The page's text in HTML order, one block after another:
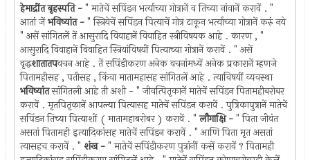
हेमाद्रींत बृहस्पति -" मातेचें सपिंडन भर्त्याच्या गोत्रानें व तिच्या नांवानें करावें . "
आतां जेंभविष्यांत -" स्त्रियेचें सपिंडन पित्याचें गोत्र टाकून भर्त्याच्या गोत्रानें करुं नये
" असें सांगितलें तें आसुरादि विवाहानें विवाहित स्त्रीविषयक आहे . कारण , "
आसुरादि विवाहानें विवाहित स्त्रियांविषयीं पित्याच्या गोत्रानें करावें . " असें
वृद्धशातातपवचन आहे . तें सपिंडीकरण अनेक वचनांमध्यें अनेक प्रकारानें म्हणजे
पितामहीसह , पतीसह , किंवा मातामहासह सांगितलें आहे . त्याविषयीं व्यवस्था
भविष्यांतसांगितली आहे ती अशी - " जीवत्पितृकानें मातेचें सपिंडन पितामहीबरोबर
करावें . मृतपितृकानें आपल्या पित्यासह मातेचें सपिंडन करावें . पुत्रिकापुत्रानें मातेचें
सपिंडन तिच्या पित्याशीं ( मातामहाबरोबर ) करावें . "लौगाक्षि -" पिता जीवंत
असतां पितामही इत्यादिकांसह मातेचें सपिंडन करावें . " आणि पिता मृत असतां
त्यासहच करावें . " शंख -" मातेचें सपिंडीकरण पुत्रांनीं कसें करावें ? पितामही